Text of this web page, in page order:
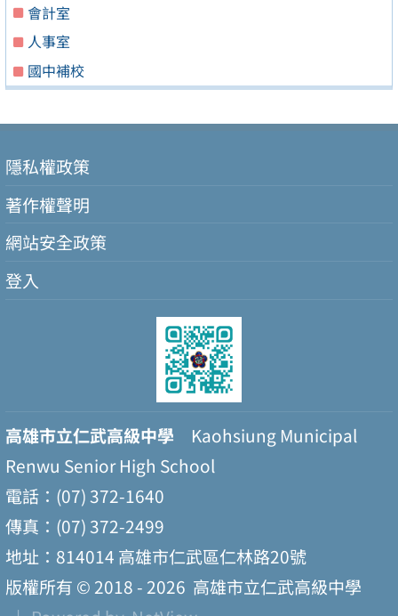
會計室
人事室
國中補校
隱私權政策
著作權聲明
網站安全政策
登入
高雄市立仁武高級中學 Kaohsiung Municipal
Renwu Senior High School
電話：(07) 372-1640
傳真：(07) 372-2499
地址：814014 高雄市仁武區仁林路20號
版權所有 © 2018 - 2026 高雄市立仁武高級中學